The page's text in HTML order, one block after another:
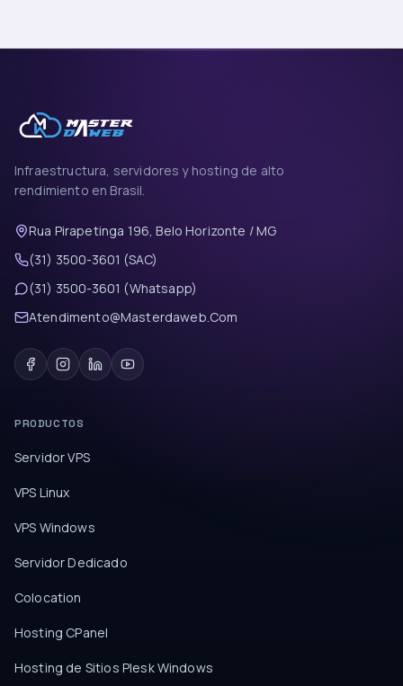
Infraestructura, servidores y hosting de alto
rendimiento en Brasil.
Rua Pirapetinga 196, Belo Horizonte / MG
(31) 3500-3601 (SAC)
(31) 3500-3601 (Whatsapp)
Atendimento@Masterdaweb.Com
PRODUCTOS
Servidor VPS
VPS Linux
VPS Windows
Servidor Dedicado
Colocation
Hosting CPanel
Hosting de Sitios Plesk Windows